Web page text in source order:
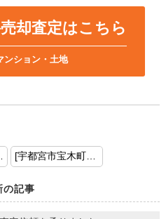
却査定はこちら
ンション・土地
[宇都宮市宝木町 中古住宅 ご査定依頼を承りました。] 次の記事 ＞
の記事